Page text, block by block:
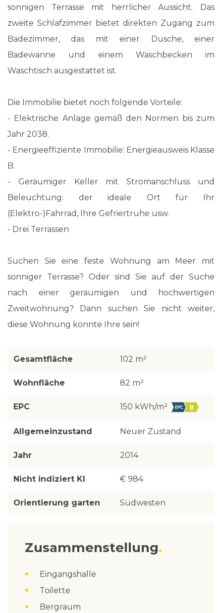
sonnigen Terrasse mit herrlicher Aussicht. Das
zweite Schlafzimmer bietet direkten Zugang zum
Badezimmer, das mit einer Dusche, einer
Badewanne und einem Waschbecken im
Waschtisch ausgestattet ist.
Die Immobilie bietet noch folgende Vorteile:
- Elektrische Anlage gemäß den Normen bis zum
Jahr 2038.
- Energieeffiziente Immobilie: Energieausweis Klasse
B.
- Geräumiger Keller mit Stromanschluss und
Beleuchtung: der ideale Ort für Ihr
(Elektro-)Fahrrad, Ihre Gefriertruhe usw.
- Drei Terrassen
Suchen Sie eine feste Wohnung am Meer mit
sonniger Terrasse? Oder sind Sie auf der Suche
nach einer geräumigen und hochwertigen
Zweitwohnung? Dann suchen Sie nicht weiter,
diese Wohnung könnte Ihre sein!
Gesamtfläche 102 m²
Wohnfläche 82 m²
EPC 150 kWh/m²
Allgemeinzustand Neuer Zustand
Jahr 2014
Nicht indiziert KI € 984
Orientierung garten Südwesten
Zusammenstellung
Eingangshalle
Toilette
Bergraum